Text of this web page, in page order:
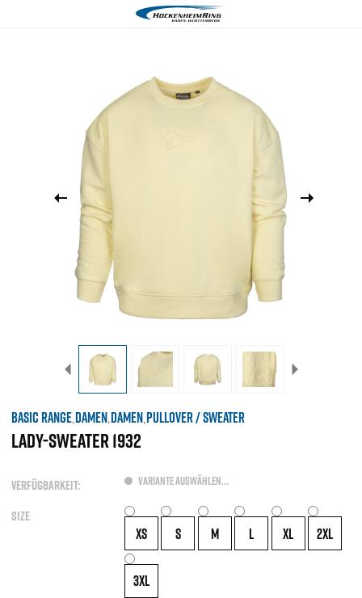
BASIC RANGE,DAMEN,DAMEN,PULLOVER / SWEATER
LADY-SWEATER 1932
VERFÜGBARKEIT: VARIANTE AUSWÄHLEN...
SIZE
XS S M L XL 2XL
3XL